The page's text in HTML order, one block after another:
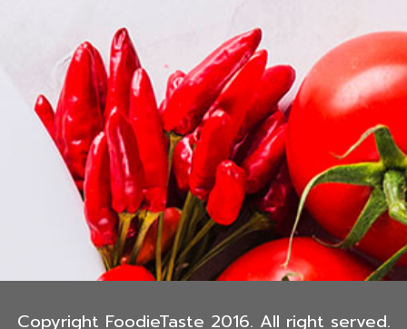
Copyright FoodieTaste 2016. All right served.